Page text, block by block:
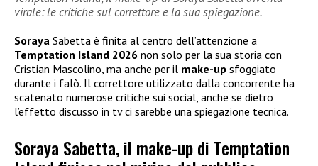
virale: le critiche sul correttore e la sua spiegazione.
Soraya Sabetta è finita al centro dell’attenzione a
Temptation Island 2026 non solo per la sua storia con
Cristian Mascolino, ma anche per il make-up sfoggiato
durante i falò. Il correttore utilizzato dalla concorrente ha
scatenato numerose critiche sui social, anche se dietro
l’effetto discusso in tv ci sarebbe una spiegazione tecnica.
Soraya Sabetta, il make-up di Temptation